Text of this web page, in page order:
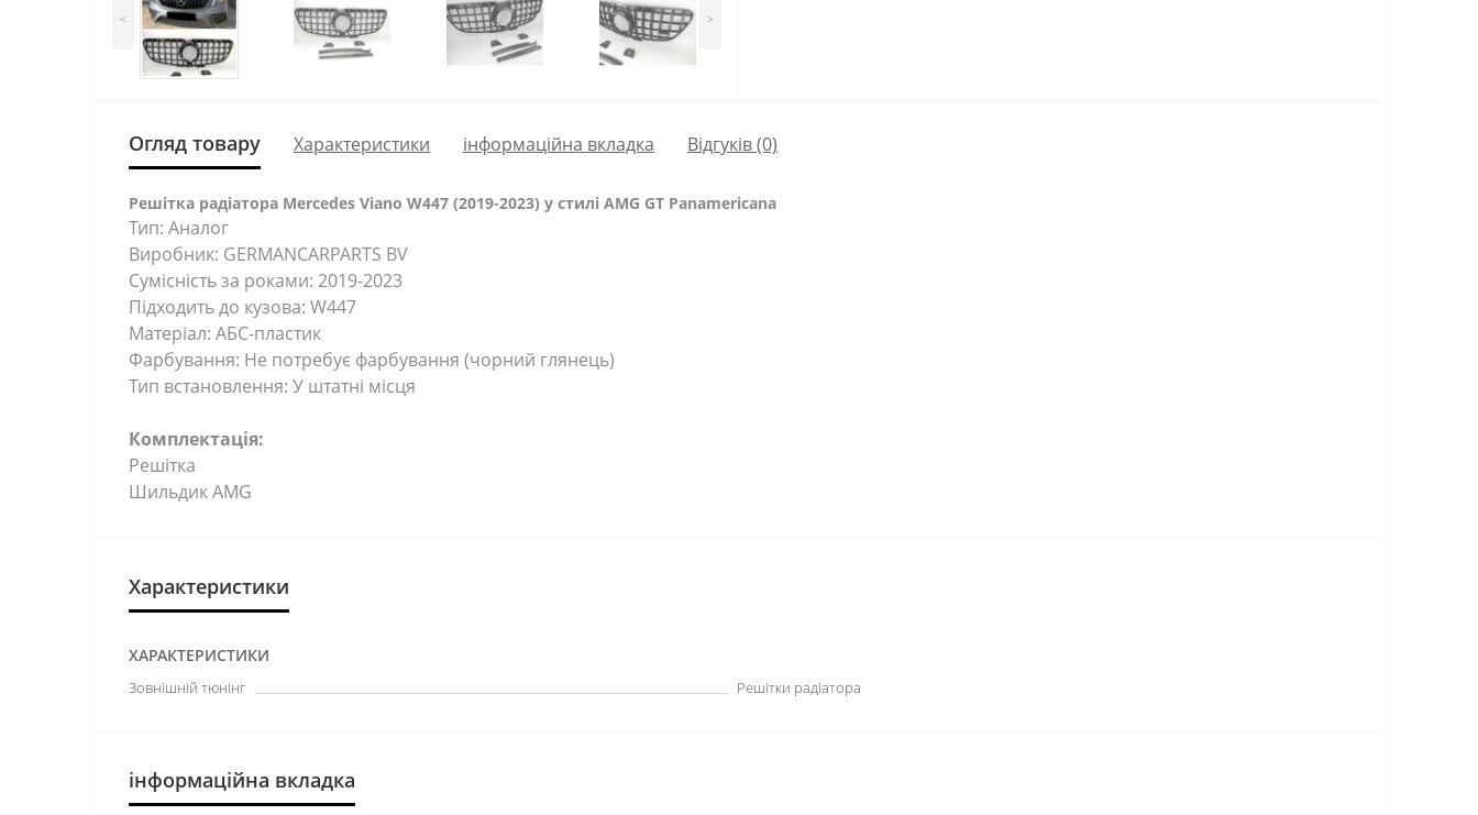
< >
Огляд товару Характеристики інформаційна вкладка Відгуків (0)
Решітка радіатора Mercedes Viano W447 (2019-2023) у стилі AMG GT Panamericana
Тип: Аналог
Виробник: GERMANCARPARTS BV
Сумісність за роками: 2019-2023
Підходить до кузова: W447
Матеріал: АБС-пластик
Фарбування: Не потребує фарбування (чорний глянець)
Тип встановлення: У штатні місця
Комплектація:
Решітка
Шильдик AMG
Характеристики
ХАРАКТЕРИСТИКИ
Зовнішній тюнінг Решітки радіатора
інформаційна вкладка